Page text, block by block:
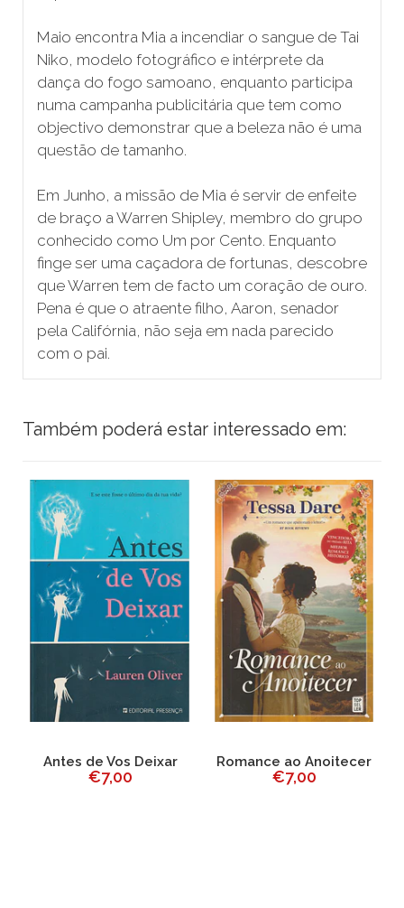
Maio encontra Mia a incendiar o sangue de Tai
Niko, modelo fotográfico e intérprete da
dança do fogo samoano, enquanto participa
numa campanha publicitária que tem como
objectivo demonstrar que a beleza não é uma
questão de tamanho.
Em Junho, a missão de Mia é servir de enfeite
de braço a Warren Shipley, membro do grupo
conhecido como Um por Cento. Enquanto
finge ser uma caçadora de fortunas, descobre
que Warren tem de facto um coração de ouro.
Pena é que o atraente filho, Aaron, senador
pela Califórnia, não seja em nada parecido
com o pai.
Também poderá estar interessado em:
Antes de Vos Deixar
€7,00
Romance ao Anoitecer
€7,00